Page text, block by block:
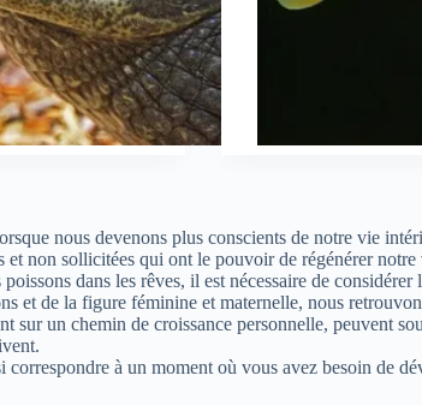
nous devenons plus conscients de notre vie
et non sollicitées qui ont le pouvoir de régénérer
dans les rêves, il est nécessaire de
et de la figure féminine et maternelle, nous
sur un chemin de croissance personnelle, peuvent
correspondre à un moment où vous avez besoin de